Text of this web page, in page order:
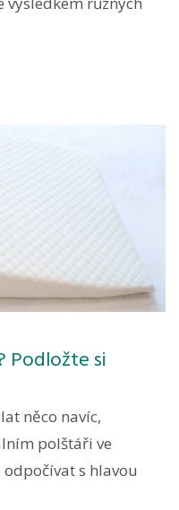
Podložte si
něco navíc,
polštáři ve
s hlavou